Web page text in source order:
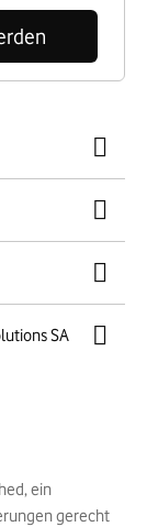
SA
ein
gerecht